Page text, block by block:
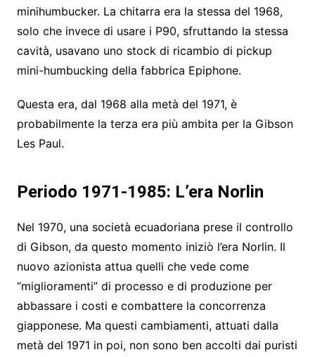
minihumbucker. La chitarra era la stessa del 1968,
solo che invece di usare i P90, sfruttando la stessa
cavità, usavano uno stock di ricambio di pickup
mini-humbucking della fabbrica Epiphone.
Questa era, dal 1968 alla metà del 1971, è
probabilmente la terza era più ambita per la Gibson
Les Paul.
Periodo 1971-1985: L’era Norlin
Nel 1970, una società ecuadoriana prese il controllo
di Gibson, da questo momento iniziò l’era Norlin. Il
nuovo azionista attua quelli che vede come
“miglioramenti” di processo e di produzione per
abbassare i costi e combattere la concorrenza
giapponese. Ma questi cambiamenti, attuati dalla
metà del 1971 in poi, non sono ben accolti dai puristi